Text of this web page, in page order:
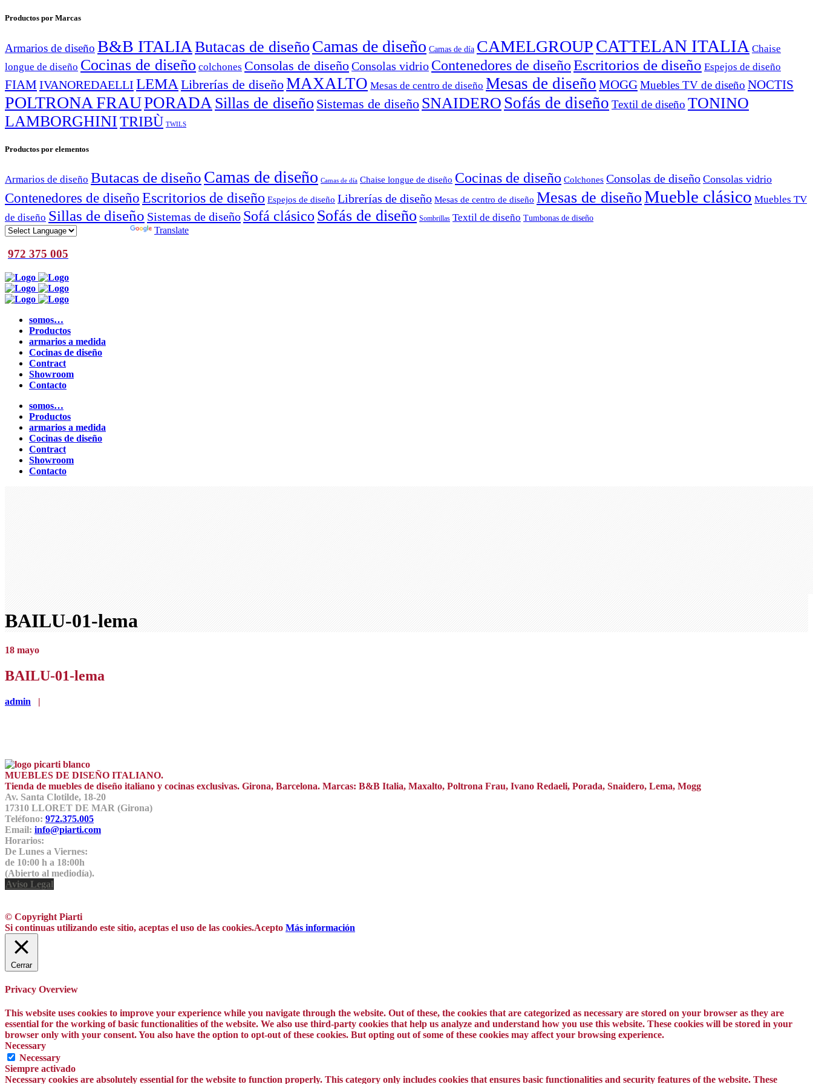
Productos por Marcas
Armarios de diseño B&B ITALIAButacas de diseño Camas de diseño Camas de día CAMELGROUPCATTELAN ITALIA Chaise
longue de diseño Cocinas de diseño colchones Consolas de diseñoConsolas vidrio Contenedores de diseñoEscritorios de diseño Espejos de diseño
FIAM IVANOREDAELLI LEMA Librerías de diseñoMAXALTO Mesas de centro de diseño Mesas de diseño MOGGMuebles TV de diseño NOCTIS
POLTRONA FRAUPORADASillas de diseño Sistemas de diseño SNAIDERO Sofás de diseño Textil de diseño TONINO
LAMBORGHINITRIBÙ TWILS
Productos por elementos
Armarios de diseño Butacas de diseño Camas de diseño Camas de día Chaise longue de diseño Cocinas de diseño Colchones Consolas de diseño Consolas vidrio
Contenedores de diseño Escritorios de diseño Espejos de diseño Librerías de diseño Mesas de centro de diseño Mesas de diseñoMueble clásico Muebles TV
de diseño Sillas de diseño Sistemas de diseño Sofá clásico Sofás de diseño Sombrillas Textil de diseño Tumbonas de diseño
Translate
972 375 005
somos…
Productos
armarios a medida
Cocinas de diseño
Contract
Showroom
Contacto
somos…
Productos
armarios a medida
Cocinas de diseño
Contract
Showroom
Contacto
BAILU-01-lema
18 mayo
BAILU-01-lema
admin |
MUEBLES DE DISEÑO ITALIANO.
Tienda de muebles de diseño italiano y cocinas exclusivas. Girona, Barcelona. Marcas: B&B Italia, Maxalto, Poltrona Frau, Ivano Redaeli, Porada, Snaidero, Lema, Mogg
Av. Santa Clotilde, 18-20
17310 LLORET DE MAR (Girona)
Teléfono: 972.375.005
Email: info@piarti.com
Horarios:
De Lunes a Viernes:
de 10:00 h a 18:00h
(Abierto al mediodía).
Aviso Legal
© Copyright Piarti
Si continuas utilizando este sitio, aceptas el uso de las cookies.Acepto Más información
Cerrar
Privacy Overview
This website uses cookies to improve your experience while you navigate through the website. Out of these, the cookies that are categorized as necessary are stored on your browser as they are
essential for the working of basic functionalities of the website. We also use third-party cookies that help us analyze and understand how you use this website. These cookies will be stored in your
browser only with your consent. You also have the option to opt-out of these cookies. But opting out of some of these cookies may affect your browsing experience.
Necessary
Necessary
Siempre activado
Necessary cookies are absolutely essential for the website to function properly. This category only includes cookies that ensures basic functionalities and security features of the website. These